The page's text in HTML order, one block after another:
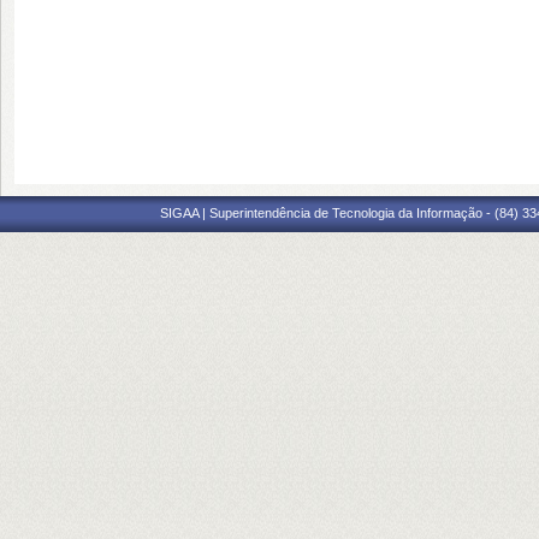
SIGAA | Superintendência de Tecnologia da Informação - (84)